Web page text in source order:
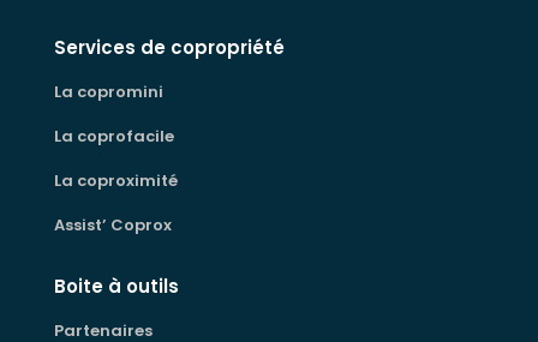
Services de copropriété
La copromini
La coprofacile
La coproximité
Assist’ Coprox
Boite à outils
Partenaires